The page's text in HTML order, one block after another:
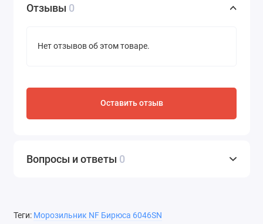
Отзывы 0
Нет отзывов об этом товаре.
Оставить отзыв
Вопросы и ответы 0
Теги: Морозильник NF Бирюса 6046SN